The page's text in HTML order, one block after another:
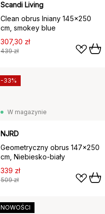
Scandi Living
Clean obrus lniany 145x250
cm, smokey blue
307,30 zł
439 zł
W magazynie
NJRD
Geometryczny obrus 147x250
cm, Niebiesko-biały
339 zł
509 zł
-33%
NOWOŚCI